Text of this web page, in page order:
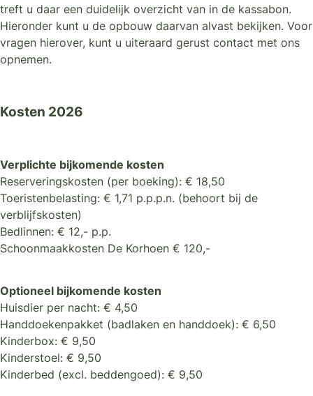
treft u daar een duidelijk overzicht van in de kassabon.
Hieronder kunt u de opbouw daarvan alvast bekijken. Voor
vragen hierover, kunt u uiteraard gerust contact met ons
opnemen.
Kosten 2026
Verplichte bijkomende kosten
Reserveringskosten (per boeking): € 18,50
Toeristenbelasting: € 1,71 p.p.p.n. (behoort bij de
verblijfskosten)
Bedlinnen: € 12,- p.p.
Schoonmaakkosten De Korhoen € 120,-
Optioneel bijkomende kosten
Huisdier per nacht: € 4,50
Handdoekenpakket (badlaken en handdoek): € 6,50
Kinderbox: € 9,50
Kinderstoel: € 9,50
Kinderbed (excl. beddengoed): € 9,50